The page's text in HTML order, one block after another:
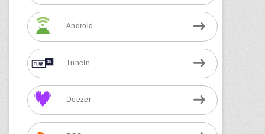
Android
TuneIn
Deezer